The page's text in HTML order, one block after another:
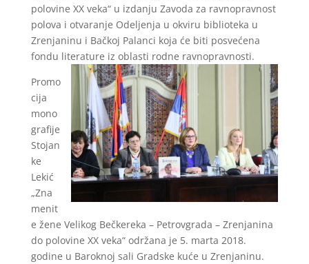
polovine XX veka“ u izdanju Zavoda za ravnopravnost
polova i otvaranje Odeljenja u okviru biblioteka u
Zrenjaninu i Bačkoj Palanci koja će biti posvećena
fondu literature iz oblasti rodne ravnopravnosti.
Promo
cija
mono
grafije
Stojan
ke
Lekić
„Zna
menit
e žene Velikog Bečkereka – Petrovgrada – Zrenjanina
do polovine XX veka“ održana je 5. marta 2018.
godine u Baroknoj sali Gradske kuće u Zrenjaninu.